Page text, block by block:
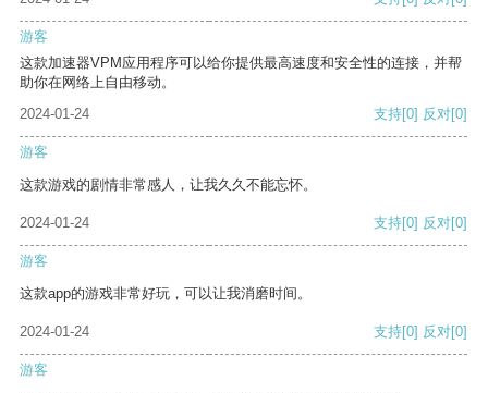
游客
这款加速器VPM应用程序可以给你提供最高速度和安全性的连接，并帮
助你在网络上自由移动。
2024-01-24
支持[0] 反对[0]
游客
这款游戏的剧情非常感人，让我久久不能忘怀。
2024-01-24 支持[0] 反对[0]
游客
这款app的游戏非常好玩，可以让我消磨时间。
2024-01-24 支持[0] 反对[0]
游客